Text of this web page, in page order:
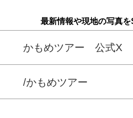
最新情報や現地の写真を
かもめツアー 公式X
/かもめツアー